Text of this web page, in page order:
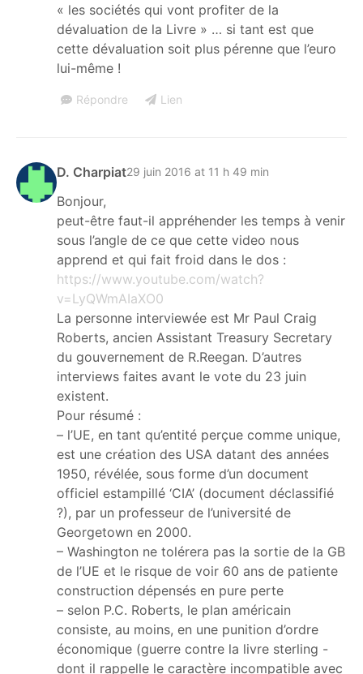
« les sociétés qui vont profiter de la
dévaluation de la Livre » … si tant est que
cette dévaluation soit plus pérenne que l’euro
lui-même !
Répondre Lien
D. Charpiat29 juin 2016 at 11 h 49 min
Bonjour,
peut-être faut-il appréhender les temps à venir
sous l’angle de ce que cette video nous
apprend et qui fait froid dans le dos :
https://www.youtube.com/watch?
v=LyQWmAIaXO0
La personne interviewée est Mr Paul Craig
Roberts, ancien Assistant Treasury Secretary
du gouvernement de R.Reegan. D’autres
interviews faites avant le vote du 23 juin
existent.
Pour résumé :
– l’UE, en tant qu’entité perçue comme unique,
est une création des USA datant des années
1950, révélée, sous forme d’un document
officiel estampillé ‘CIA’ (document déclassifié
?), par un professeur de l’université de
Georgetown en 2000.
– Washington ne tolérera pas la sortie de la GB
de l’UE et le risque de voir 60 ans de patiente
construction dépensés en pure perte
– selon P.C. Roberts, le plan américain
consiste, au moins, en une punition d’ordre
économique (guerre contre la livre sterling -
dont il rappelle le caractère incompatible avec